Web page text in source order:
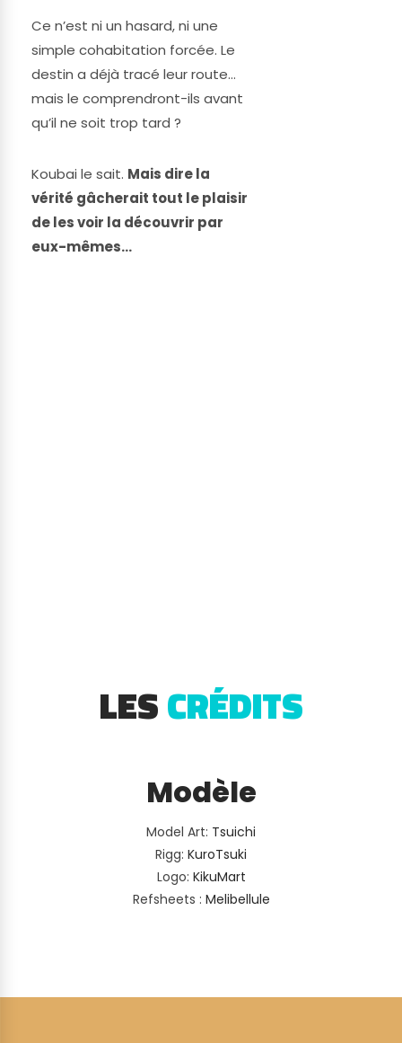
Ce n’est ni un hasard, ni une
simple cohabitation forcée. Le
destin a déjà tracé leur route…
mais le comprendront-ils avant
qu’il ne soit trop tard ?
Koubai le sait. Mais dire la
vérité gâcherait tout le plaisir
de les voir la découvrir par
eux-mêmes…
LESCRÉDITS
Modèle
Model Art: Tsuichi
Rigg: KuroTsuki
Logo: KikuMart
Refsheets : Melibellule